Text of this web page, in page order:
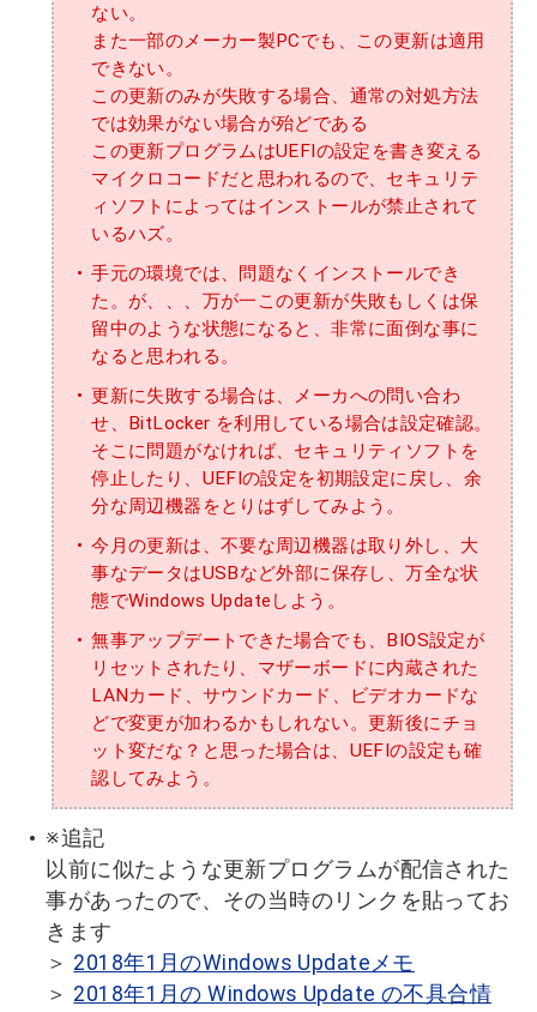
ない。
また一部のメーカー製PCでも、この更新は適用
できない。
この更新のみが失敗する場合、通常の対処方法
では効果がない場合が殆どである
この更新プログラムはUEFIの設定を書き変える
マイクロコードだと思われるので、セキュリテ
ィソフトによってはインストールが禁止されて
いるハズ。
手元の環境では、問題なくインストールでき
た。が、、、万が一この更新が失敗もしくは保
留中のような状態になると、非常に面倒な事に
なると思われる。
更新に失敗する場合は、メーカへの問い合わ
せ、BitLocker を利用している場合は設定確認。
そこに問題がなければ、セキュリティソフトを
停止したり、UEFIの設定を初期設定に戻し、余
分な周辺機器をとりはずしてみよう。
今月の更新は、不要な周辺機器は取り外し、大
事なデータはUSBなど外部に保存し、万全な状
態でWindows Updateしよう。
無事アップデートできた場合でも、BIOS設定が
リセットされたり、マザーボードに内蔵された
LANカード、サウンドカード、ビデオカードな
どで変更が加わるかもしれない。更新後にチョ
ット変だな？と思った場合は、UEFIの設定も確
認してみよう。
※追記
以前に似たような更新プログラムが配信された
事があったので、その当時のリンクを貼ってお
きます
＞ 2018年1月のWindows Updateメモ
＞ 2018年1月の Windows Update の不具合情